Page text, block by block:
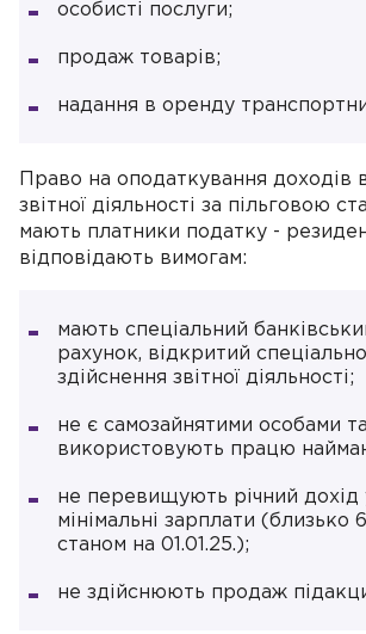
особисті послуги;
продаж товарів;
надання в оренду
Право на оподаткування доходів
звітної діяльності за пільговою
мають платники податку -
відповідають вимогам:
мають спеціальний
рахунок, відкритий
здійснення звітної діяльності;
не є самозайнятими особами
використовують працю
не перевищують річний дохід
мінімальні зарплати (близько
станом на 01.01.25.);
не здійснюють продаж